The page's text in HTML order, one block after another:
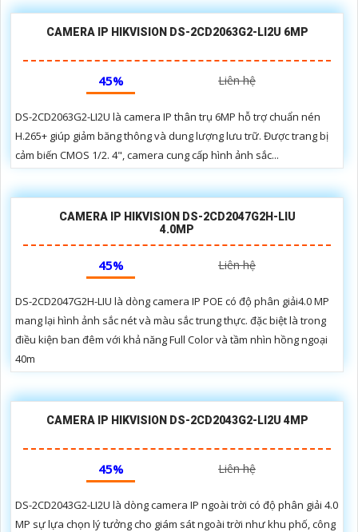
CAMERA IP HIKVISION DS-2CD2063G2-LI2U 6MP
45% Liên hệ
DS-2CD2063G2-LI2U là camera IP thân trụ 6MP hỗ trợ chuẩn nén
H.265+ giúp giảm băng thông và dung lượng lưu trữ. Được trang bị
cảm biến CMOS 1/2. 4", camera cung cấp hình ảnh sắc...
CAMERA IP HIKVISION DS-2CD2047G2H-LIU
4.0MP
45% Liên hệ
DS-2CD2047G2H-LIU là dòng camera IP POE có độ phân giải4.0 MP
mang lại hình ảnh sắc nét và màu sắc trung thực. đặc biệt là trong
điều kiện ban đêm với khả năng Full Color và tầm nhìn hồng ngoại
40m
CAMERA IP HIKVISION DS-2CD2043G2-LI2U 4MP
45% Liên hệ
DS-2CD2043G2-LI2U là dòng camera IP ngoài trời có độ phân giải 4.0
MP sự lựa chọn lý tưởng cho giám sát ngoài trời như khu phố, công